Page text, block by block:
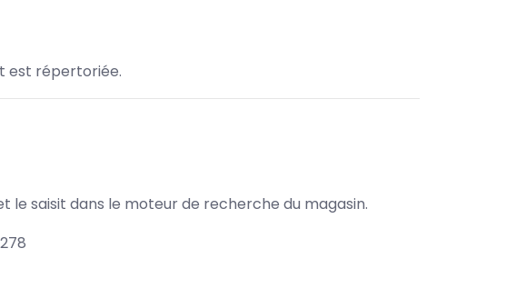
est répertoriée.
saisit dans le moteur de recherche du magasin.